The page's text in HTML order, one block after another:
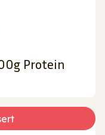
Protein